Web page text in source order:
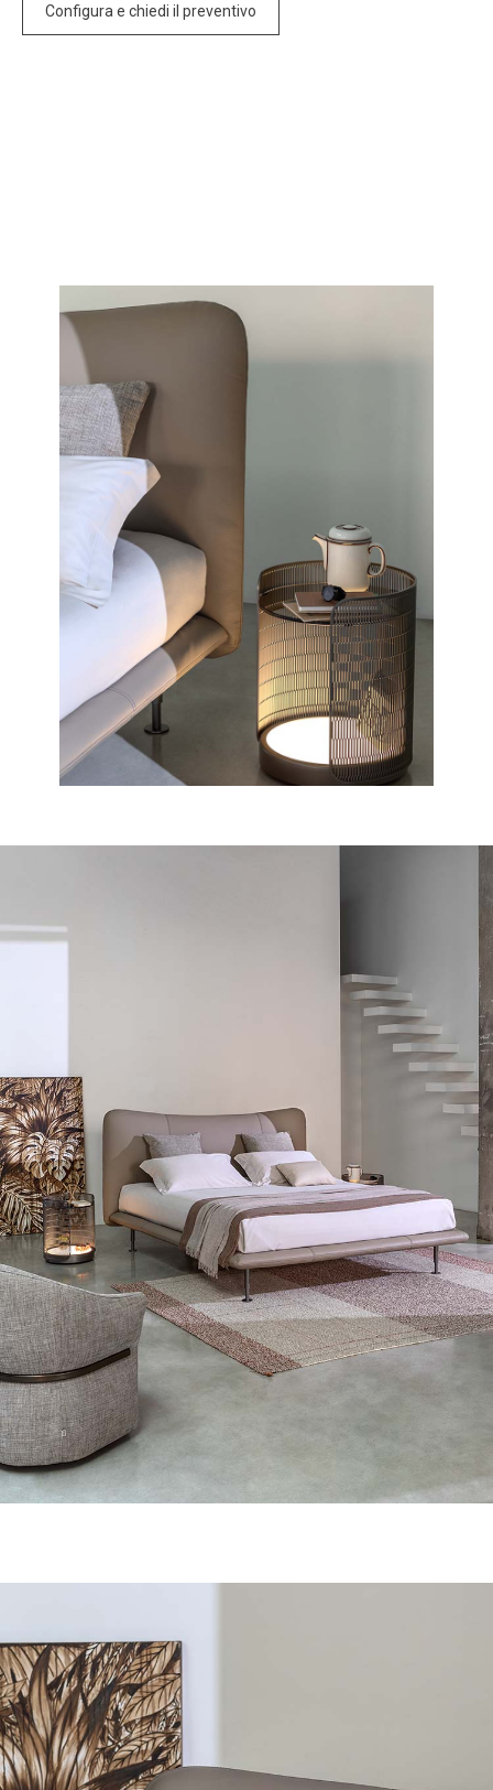
Configura e chiedi il preventivo